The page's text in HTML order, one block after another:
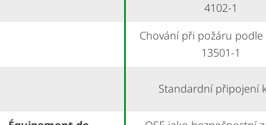
4102-1
Chování při požáru podle
13501-1
Standardní připojení